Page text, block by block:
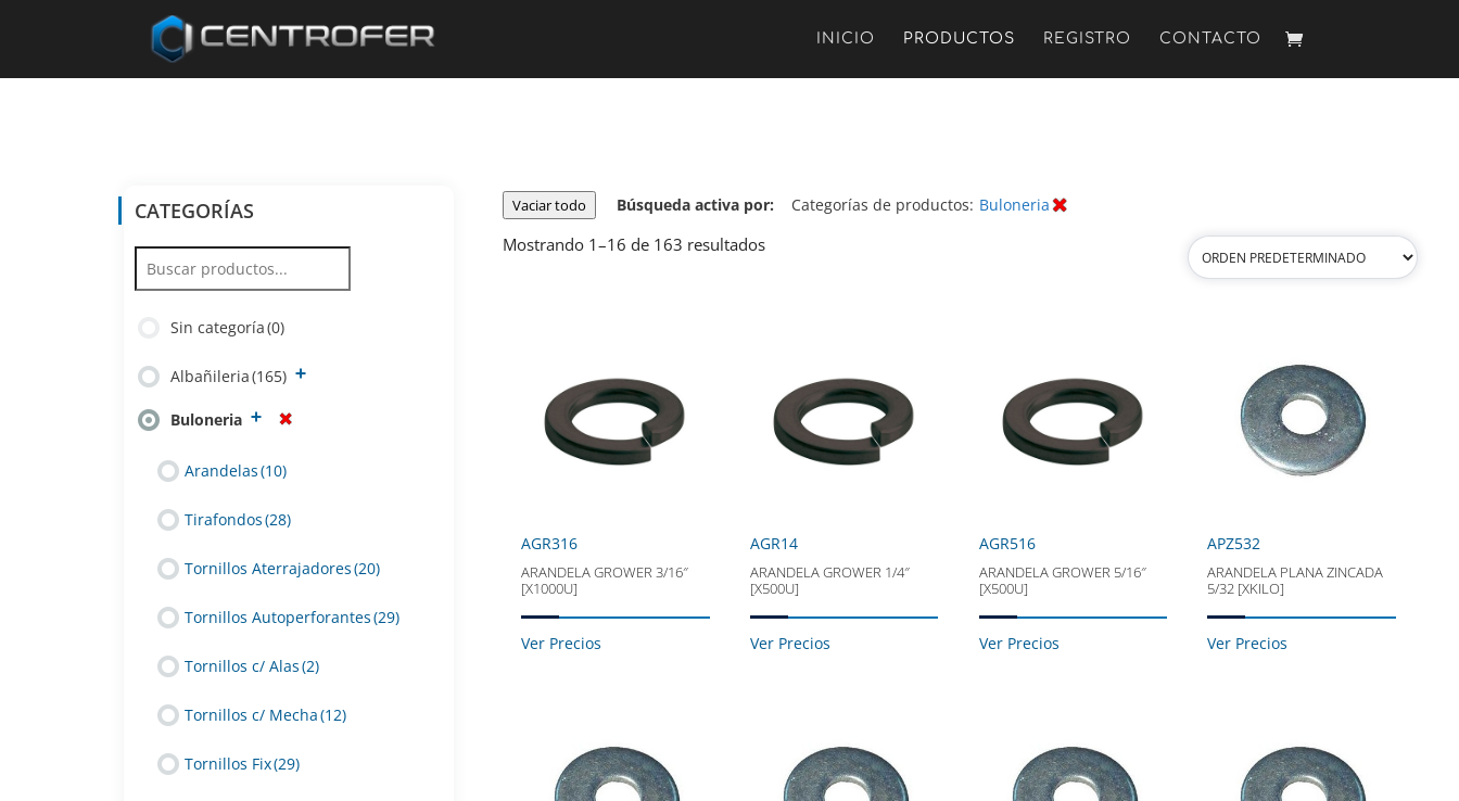
INICIO PRODUCTOS REGISTRO CONTACTO
CATEGORÍAS
Sin categoría(0)
Albañileria(165)
Buloneria
Arandelas(10)
Tirafondos(28)
Tornillos Aterrajadores(20)
Tornillos Autoperforantes(29)
Tornillos c/ Alas(2)
Tornillos c/ Mecha(12)
Tornillos Fix(29)
Vaciar todo Búsqueda activa por: Categorías de productos: Buloneria
Mostrando 1–16 de 163 resultados
AGR316
ARANDELA GROWER 3/16″
[X1000U]
Ver Precios
AGR14
ARANDELA GROWER 1/4″
[X500U]
Ver Precios
AGR516
ARANDELA GROWER 5/16″
[X500U]
Ver Precios
APZ532
ARANDELA PLANA ZINCADA
5/32 [XKILO]
Ver Precios